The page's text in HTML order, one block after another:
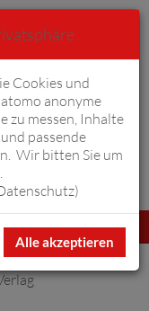
0
Cookies und
anonyme
zu messen, Inhalte
passende
Wir bitten Sie um
)
Alle akzeptieren